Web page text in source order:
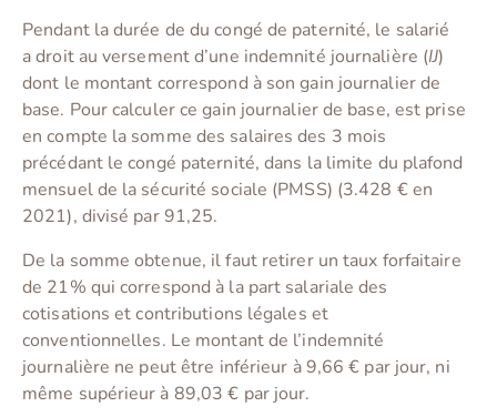
Pendant la durée de du congé de paternité, le salarié
a droit au versement d’une indemnité journalière (IJ)
dont le montant correspond à son gain journalier de
base. Pour calculer ce gain journalier de base, est prise
en compte la somme des salaires des 3 mois
précédant le congé paternité, dans la limite du plafond
mensuel de la sécurité sociale (PMSS) (3.428 € en
2021), divisé par 91,25.
De la somme obtenue, il faut retirer un taux forfaitaire
de 21% qui correspond à la part salariale des
cotisations et contributions légales et
conventionnelles. Le montant de l’indemnité
journalière ne peut être inférieur à 9,66 € par jour, ni
même supérieur à 89,03 € par jour.